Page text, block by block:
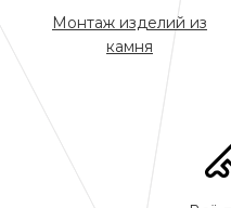
Монтаж изделий из
камня